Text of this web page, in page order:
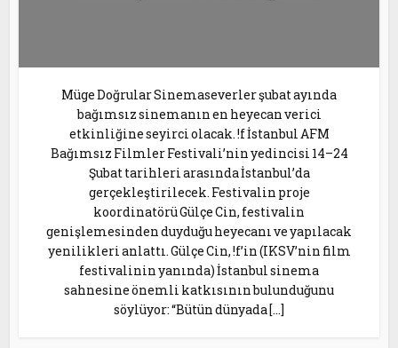
Müge Doğrular Sinemaseverler şubat ayında
bağımsız sinemanın en heyecan verici
etkinliğine seyirci olacak. !f İstanbul AFM
Bağımsız Filmler Festivali’nin yedincisi 14–24
Şubat tarihleri arasında İstanbul’da
gerçekleştirilecek. Festivalin proje
koordinatörü Gülçe Cin, festivalin
genişlemesinden duyduğu heyecanı ve yapılacak
yenilikleri anlattı. Gülçe Cin, !f’in (IKSV’nin film
festivalinin yanında) İstanbul sinema
sahnesine önemli katkısının bulunduğunu
söylüyor: “Bütün dünyada […]